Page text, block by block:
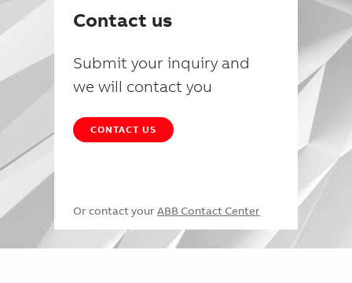
Contact us
Submit your inquiry and
we will contact you
CONTACT US
Or contact your ABB Contact Center